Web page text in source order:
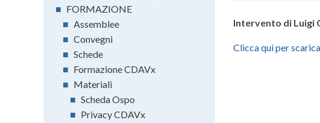
Intervento di Luigi
Clicca qui per
■ FORMAZIONE
■ Assemblee
■ Convegni
■ Schede
■ Formazione CDAVx
■ Materiali
■ Scheda Ospo
■ Privacy CDAVx